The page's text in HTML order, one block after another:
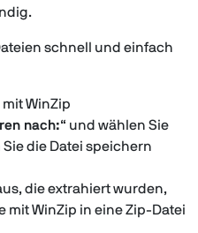
schnell und einfach
mit WinZip
nach:“ und wählen Sie
die Datei speichern
die extrahiert wurden,
mit WinZip in eine Zip-Datei